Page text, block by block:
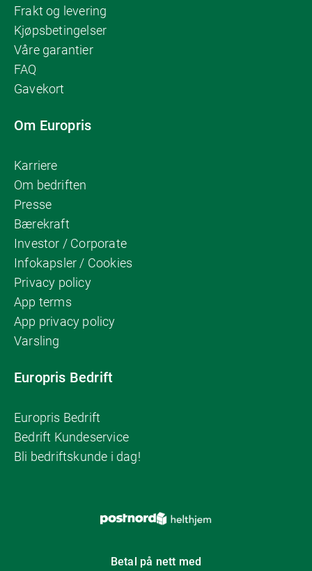
Frakt og levering
Kjøpsbetingelser
Våre garantier
FAQ
Gavekort
Om Europris
Karriere
Om bedriften
Presse
Bærekraft
Investor / Corporate
Infokapsler / Cookies
Privacy policy
App terms
App privacy policy
Varsling
Europris Bedrift
Europris Bedrift
Bedrift Kundeservice
Bli bedriftskunde i dag!
Betal på nett med